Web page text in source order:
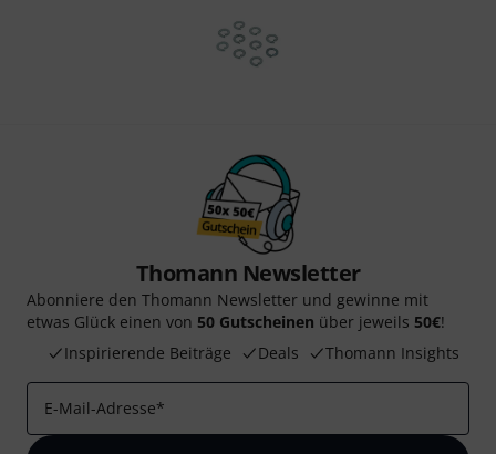
Thomann Newsletter
Abonniere den Thomann Newsletter und gewinne mit
etwas Glück einen von 50 Gutscheinen über jeweils 50€!
Inspirierende Beiträge
Deals Thomann Insights
E-Mail-Adresse*